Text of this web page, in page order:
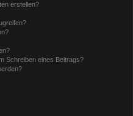
erstellen?
Schreiben eines Beitrags?